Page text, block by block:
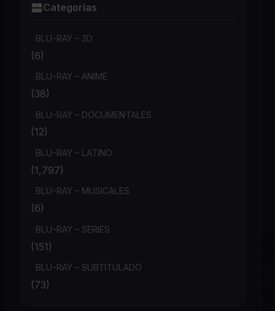
Categorías
BLU-RAY – 3D
(6)
BLU-RAY – ANIME
(38)
BLU-RAY – DOCUMENTALES
(12)
BLU-RAY – LATINO
(1,797)
BLU-RAY – MUSICALES
(6)
BLU-RAY – SERIES
(151)
BLU-RAY – SUBTITULADO
(73)